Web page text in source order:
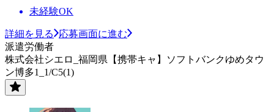
未経験OK
詳細を見る
応募画面に進む
派遣労働者
株式会社シエロ_福岡県【携帯キャ】ソフトバンクゆめタウ
ン博多1_1/C5(1)